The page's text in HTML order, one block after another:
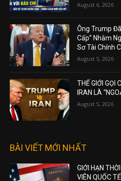
August 6, 2026
Ông Trump
Cấp” Nhằm
Sơ Tài Chính
August 5, 2026
THẾ GIỚI GỌI
IRAN LÀ
August 5, 2026
BÀI VIẾT MỚI NHẤT
GIỚI HẠN
VIÊN QUỐC TẾ